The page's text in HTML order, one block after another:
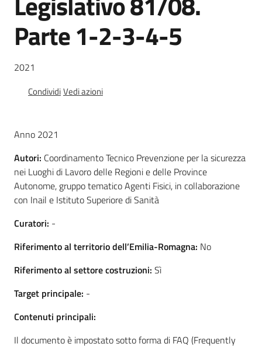
Servizi
per
la
INAIL
Emilia-
Regione
Novità
Parte 1-2-3-4-5
2021
CondividiVedi azioni
Anno 2021
Autori: Coordinamento Tecnico Prevenzione per la sicurezza
nei Luoghi di Lavoro delle Regioni e delle Province
Autonome, gruppo tematico Agenti Fisici, in collaborazione
con Inail e Istituto Superiore di Sanità
Curatori: -
Riferimento al territorio dell’Emilia-Romagna: No
Riferimento al settore costruzioni: Sì
Target principale: -
Contenuti principali:
Il documento è impostato sotto forma di FAQ (Frequently